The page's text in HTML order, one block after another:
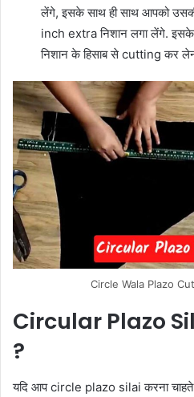
लेंगे, इसके साथ ही साथ आपको
inch extra निशान लगा लेंगे.
निशान के हिसाब से cutting कर
Circle Wala Plazo
Circular Plazo
?
यदि आप circle plazo silai करना चाहते